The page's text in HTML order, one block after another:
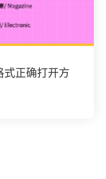
正确打开方